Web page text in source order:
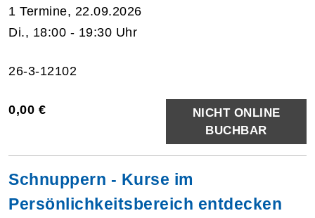
1 Termine, 22.09.2026
Di., 18:00 - 19:30 Uhr
26-3-12102
0,00 €
NICHT ONLINE
BUCHBAR
Schnuppern - Kurse im
Persönlichkeitsbereich entdecken